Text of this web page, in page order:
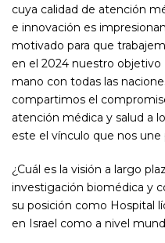
cuya calidad de atención
e innovación es
motivado para que
en el 2024 nuestro objetivo
mano con todas las
compartimos el
atención médica y salud a
este el vínculo que nos une
¿Cuál es la visión a largo
investigación biomédica y
su posición como Hospital
en Israel como a nivel